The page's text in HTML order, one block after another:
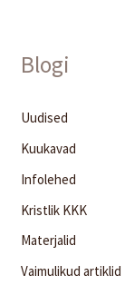
Blogi
Uudised
Kuukavad
Infolehed
Kristlik KKK
Materjalid
Vaimulikud artiklid